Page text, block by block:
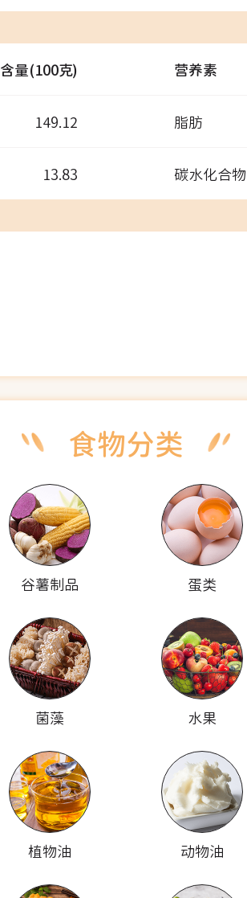
含量(100克) 营养素
149.12 脂肪
13.83 碳水化合物
谷薯制品 蛋类
菌藻 水果
植物油 动物油